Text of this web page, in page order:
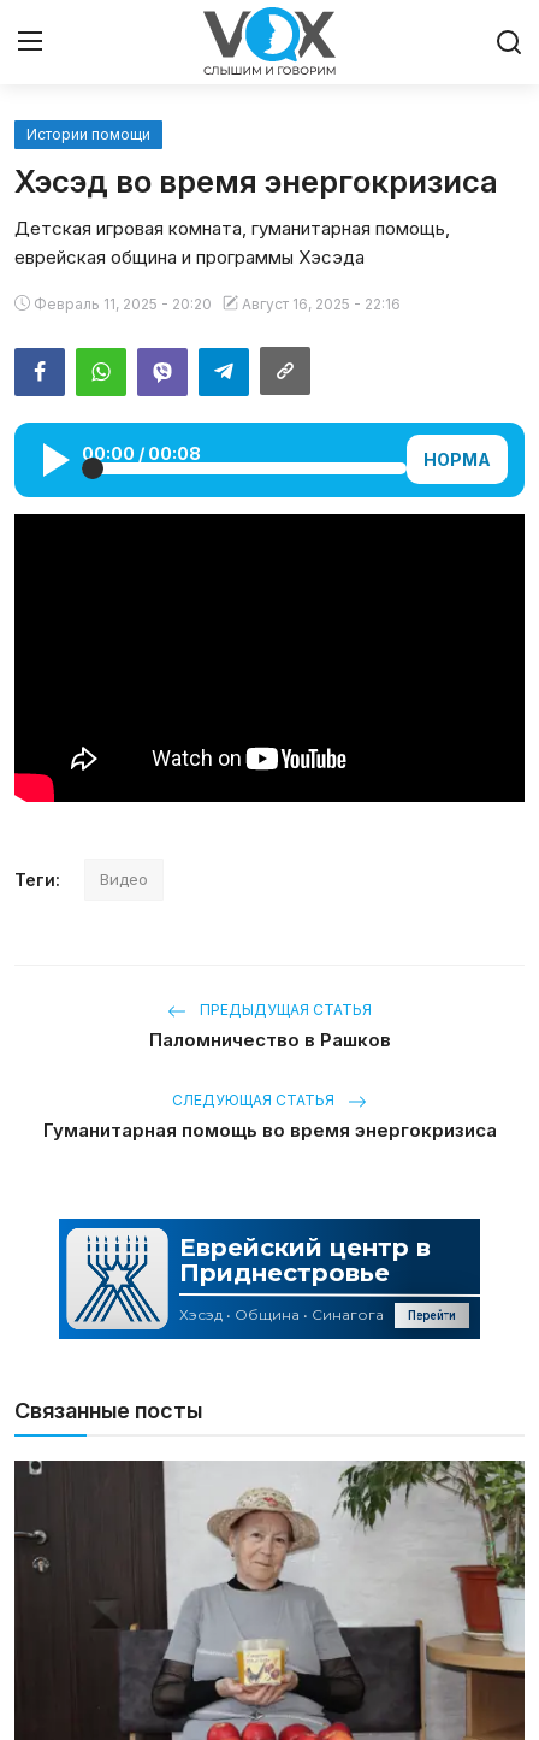
Главная
Община
Культура
Иудаизм
Архивы
Истории помощи
Хэсэд во время энергокризиса
Детская игровая комната, гуманитарная помощь,
еврейская община и программы Хэсэда
Февраль 11, 2025 - 20:20 Август 16, 2025 - 22:16
00:00 / 00:08 НОРМА
Теги: Видео
ПРЕДЫДУЩАЯ СТАТЬЯ
Паломничество в Рашков
СЛЕДУЮЩАЯ СТАТЬЯ
Гуманитарная помощь во время энергокризиса
Связанные посты